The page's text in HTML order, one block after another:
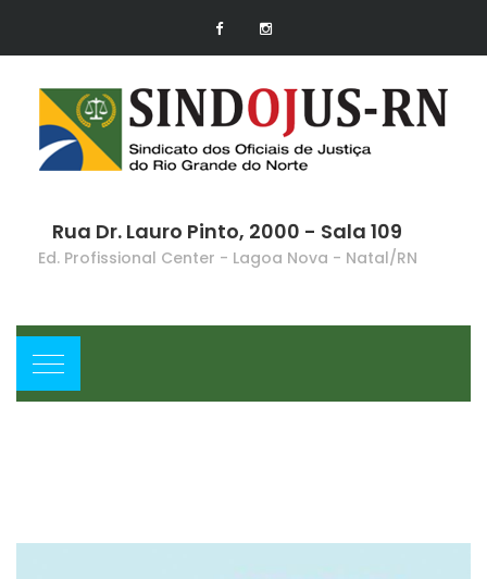
Rua Dr. Lauro Pinto, 2000 - Sala 109
Ed. Profissional Center - Lagoa Nova - Natal/RN